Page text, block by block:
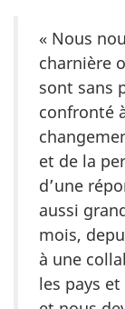
« Nous
charnière
sont sans
confronté
et de la
d’une
aussi
mois,
à une
les pays